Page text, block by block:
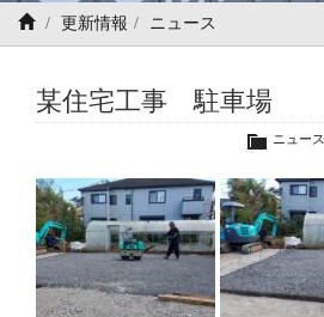
更新情報 ニュース
某住宅工事 駐車場
ニュース